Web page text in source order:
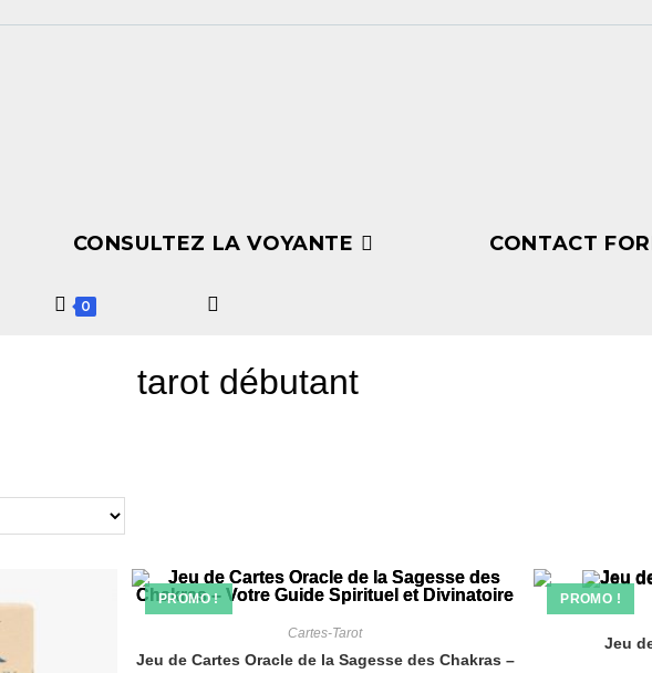
CONSULTEZ LA VOYANTE CONTACT
0
tarot débutant
PROMO !
Cartes-Tarot
Jeu de Cartes Oracle de la Sagesse des Chakras –
PROMO !
Jeu